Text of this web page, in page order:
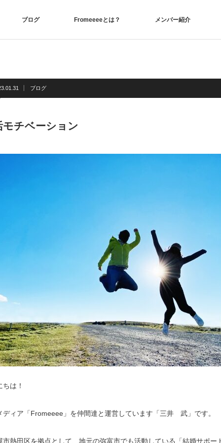
ブログ Fromeeeeとは？ メンバー紹介
ブログ
モチベーション
は！
ディア「Fromeeee」を仲間達と運営しています「三井 武」です。
市熱田区を拠点として、地元の弥富市でも活動している「結婚サポ